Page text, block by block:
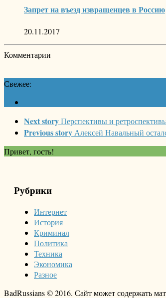
Запрет на въезд извращенцев в Россию
20.11.2017
Комментарии
Свежее:
Next storyПерспективы и
Previous story Алексей Навальный
Привет, гость!
Рубрики
Интернет
История
Криминал
Политика
Техника
Экономика
Разное
BadRussians © 2016. Сайт может содержать